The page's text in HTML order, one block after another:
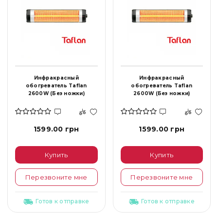
Инфракрасный
обогреватель Taflan
2600W (Без ножки)
имеет розьем под ногу
1599.00 грн
Купить
Перезвоните мне
Готов к отправке
Инфракрасный
обогреватель Taflan
2600W (Без ножки)
имеет розьем под ногу
1599.00 грн
Купить
Перезвоните мне
Готов к отправке